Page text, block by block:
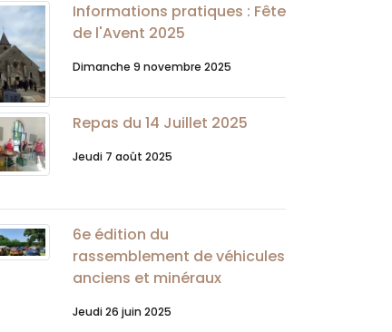
Informations pratiques : Fête
de l'Avent 2025
Dimanche 9 novembre 2025
Repas du 14 Juillet 2025
Jeudi 7 août 2025
6e édition du
rassemblement de véhicules
anciens et minéraux
Jeudi 26 juin 2025